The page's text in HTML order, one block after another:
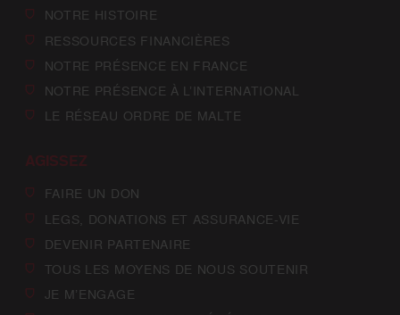
NOTRE HISTOIRE
RESSOURCES FINANCIÈRES
NOTRE PRÉSENCE EN FRANCE
NOTRE PRÉSENCE À L’INTERNATIONAL
LE RÉSEAU ORDRE DE MALTE
AGISSEZ
FAIRE UN DON
LEGS, DONATIONS ET ASSURANCE-VIE
DEVENIR PARTENAIRE
TOUS LES MOYENS DE NOUS SOUTENIR
JE M’ENGAGE